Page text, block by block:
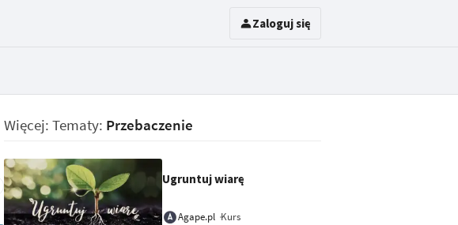
Zaloguj się
Więcej: Tematy: Przebaczenie
Ugruntuj wiarę
Agape.pl Kurs